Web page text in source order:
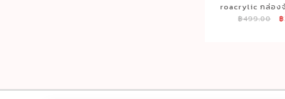
roacrylic กล่อง
โชค จับคูปอง สี
฿499.00 ฿